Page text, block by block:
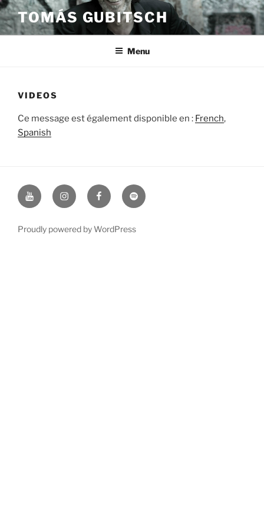
Skip
to
content
TOMÁS GUBITSCH
Menu
VIDEOS
Ce message est également disponible en : French
Spanish
YoutubeInstagramFacebookSpotify
Proudly powered by WordPress